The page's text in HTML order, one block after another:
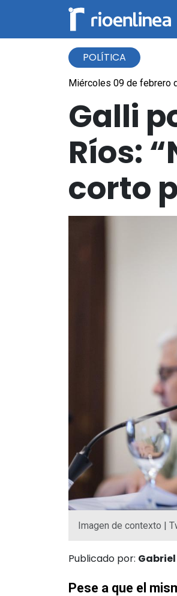
POLÍTICA
Miércoles 09 de febrero
Galli
Ríos:
corto
Imagen de contexto |
Publicado por:
Pese a que el